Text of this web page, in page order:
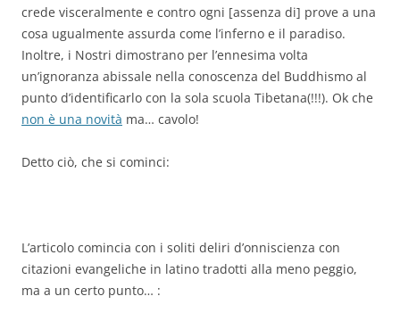
crede visceralmente e contro ogni [assenza di] prove a una
cosa ugualmente assurda come l’inferno e il paradiso.
Inoltre, i Nostri dimostrano per l’ennesima volta
un’ignoranza abissale nella conoscenza del Buddhismo al
punto d’identificarlo con la sola scuola Tibetana(!!!). Ok che
non è una novità ma… cavolo!
Detto ciò, che si cominci:
L’articolo comincia con i soliti deliri d’onniscienza con
citazioni evangeliche in latino tradotti alla meno peggio,
ma a un certo punto… :